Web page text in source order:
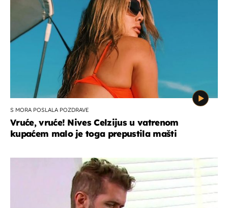
S MORA POSLALA POZDRAVE
Vruće, vruće! Nives Celzijus u vatrenom
kupaćem malo je toga prepustila mašti